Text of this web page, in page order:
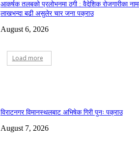
आकर्षक तलबको प्रलोभनमा ठगी : वैदेशिक रोजगारीका
लाखभन्दा बढी असुलेर चार जना पक्राउ
August 6, 2026
Load more
विराटनगर विमानस्थलबाट अभिषेक गिरी पुनः पक्राउ
August 7, 2026